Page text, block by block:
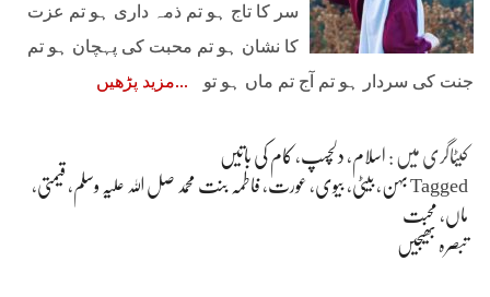
سر کا تاج ہو تم ذمہ داری ہو تم عزت
کا نشان ہو تم محبت کی پہچان ہو تم
جنت کی سردار ہو تم آج تم ماں ہو تو
مزید پڑھیں
کیٹاگری میں : اسلام ، دلچسپ، کام کی باتیں
Taggedبہن ،بیٹی،بیوی، عورت،فاطمہ بنت محمد صل اللہ علیہ وسلم ، قیمتی،
ماں، محبت
تبصرہ بھیجیں